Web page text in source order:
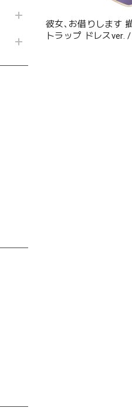
彼女､お借りします
トラップ ドレスver.